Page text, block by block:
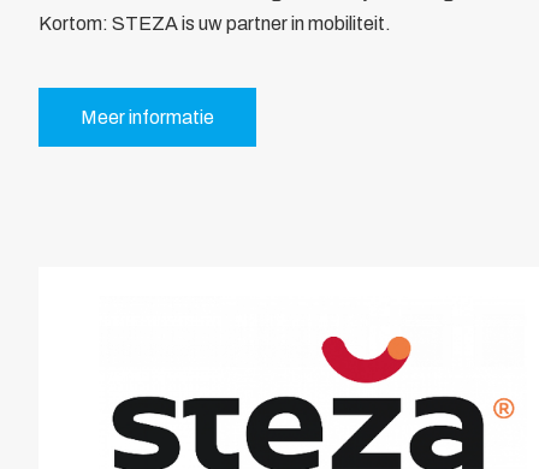
Kortom: STEZA is uw partner in mobiliteit.
Meer informatie